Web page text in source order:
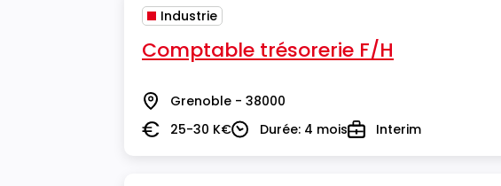
Industrie
Comptable trésorerie F/H
Lieu Grenoble - 38000
Salaire25-30 K€DuréeDurée: 4 moisTypeInterim